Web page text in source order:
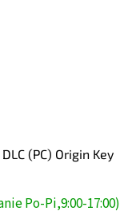
(PC) Origin Key
Po-Pi,9:00-17:00)